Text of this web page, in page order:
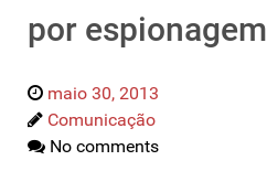
por espionagem
maio 30, 2013
Comunicação
No comments